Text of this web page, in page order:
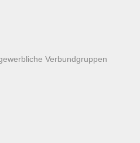
Verbundgruppen